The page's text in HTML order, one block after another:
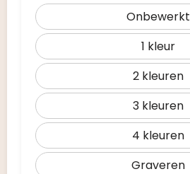
Onbewerkt
1
2
3
4
Graveren